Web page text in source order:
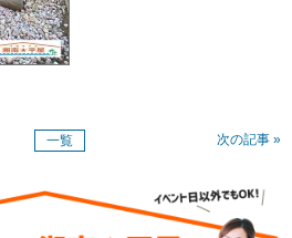
一覧 次の記事 »